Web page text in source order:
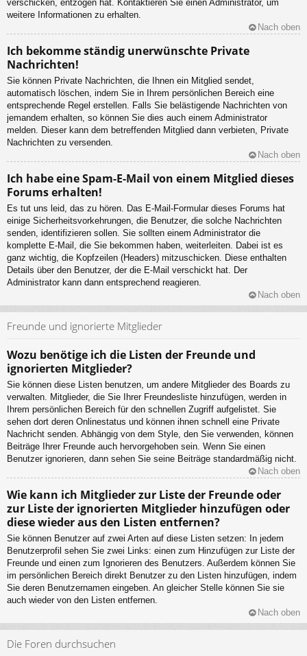
verschicken, entzogen hat. Kontaktieren Sie einen Administrator, um
weitere Informationen zu erhalten.
Nach oben
Ich bekomme ständig unerwünschte Private
Nachrichten!
Sie können Private Nachrichten, die Ihnen ein Mitglied sendet,
automatisch löschen, indem Sie in Ihrem persönlichen Bereich eine
entsprechende Regel erstellen. Falls Sie belästigende Nachrichten von
jemandem erhalten, so können Sie dies auch einem Administrator
melden. Dieser kann dem betreffenden Mitglied dann verbieten, Private
Nachrichten zu versenden.
Nach oben
Ich habe eine Spam-E-Mail von einem Mitglied dieses
Forums erhalten!
Es tut uns leid, das zu hören. Das E-Mail-Formular dieses Forums hat
einige Sicherheitsvorkehrungen, die Benutzer, die solche Nachrichten
senden, identifizieren sollen. Sie sollten einem Administrator die
komplette E-Mail, die Sie bekommen haben, weiterleiten. Dabei ist es
ganz wichtig, die Kopfzeilen (Headers) mitzuschicken. Diese enthalten
Details über den Benutzer, der die E-Mail verschickt hat. Der
Administrator kann dann entsprechend reagieren.
Nach oben
Freunde und ignorierte Mitglieder
Wozu benötige ich die Listen der Freunde und
ignorierten Mitglieder?
Sie können diese Listen benutzen, um andere Mitglieder des Boards zu
verwalten. Mitglieder, die Sie Ihrer Freundesliste hinzufügen, werden in
Ihrem persönlichen Bereich für den schnellen Zugriff aufgelistet. Sie
sehen dort deren Onlinestatus und können ihnen schnell eine Private
Nachricht senden. Abhängig von dem Style, den Sie verwenden, können
Beiträge Ihrer Freunde auch hervorgehoben sein. Wenn Sie einen
Benutzer ignorieren, dann sehen Sie seine Beiträge standardmäßig nicht.
Nach oben
Wie kann ich Mitglieder zur Liste der Freunde oder
zur Liste der ignorierten Mitglieder hinzufügen oder
diese wieder aus den Listen entfernen?
Sie können Benutzer auf zwei Arten auf diese Listen setzen: In jedem
Benutzerprofil sehen Sie zwei Links: einen zum Hinzufügen zur Liste der
Freunde und einen zum Ignorieren des Benutzers. Außerdem können Sie
im persönlichen Bereich direkt Benutzer zu den Listen hinzufügen, indem
Sie deren Benutzernamen eingeben. An gleicher Stelle können Sie sie
auch wieder von den Listen entfernen.
Nach oben
Die Foren durchsuchen